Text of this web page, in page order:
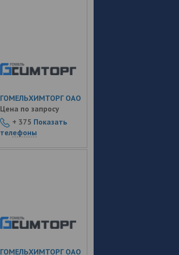
ГОМЕЛЬХИМТОРГ ОАО
Цена по запросу
+ 375 Показать
телефоны
ГОМЕЛЬХИМТОРГ ОАО